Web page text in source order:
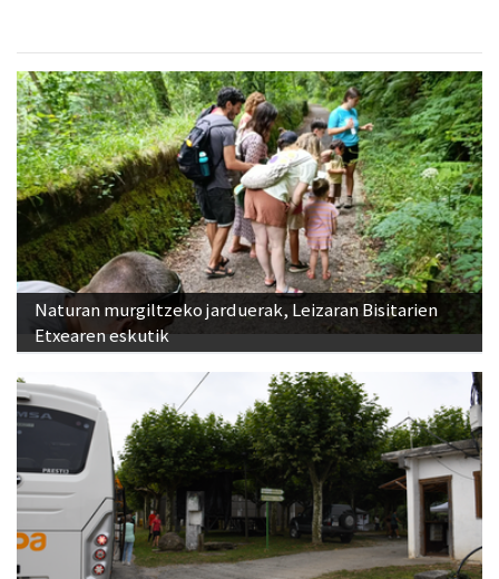
Naturan murgiltzeko jarduerak, Leizaran Bisitarien
Etxearen eskutik